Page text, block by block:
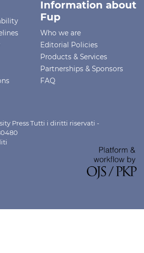
Information about
Fup
Who we are
Editorial Policies
Products & Services
Partnerships & Sponsors
FAQ
Press Tutti i diritti riservati -